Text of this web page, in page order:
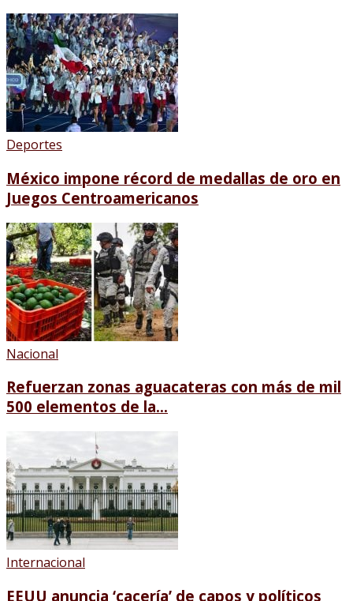
Deportes
México impone récord de medallas de oro en
Juegos Centroamericanos
Nacional
Refuerzan zonas aguacateras con más de mil
500 elementos de la...
Internacional
EEUU anuncia ‘cacería’ de capos y políticos